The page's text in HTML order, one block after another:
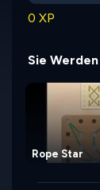
0 XP
Sie
Rope Star